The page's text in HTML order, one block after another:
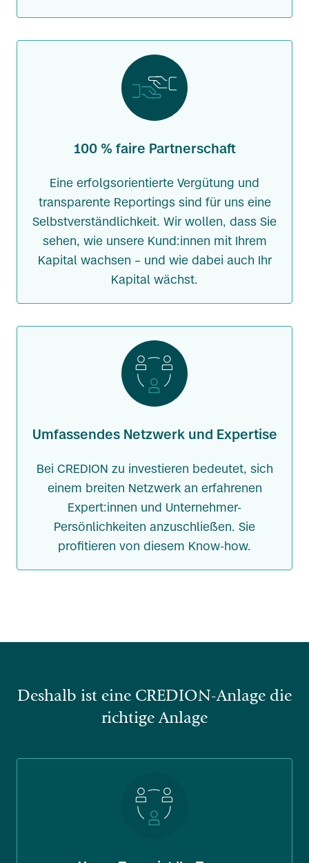
100 % faire Partnerschaft
Eine erfolgsorientierte Vergütung und
transparente Reportings sind für uns eine
Selbstverständlichkeit. Wir wollen, dass Sie
sehen, wie unsere Kund:innen mit Ihrem
Kapital wachsen – und wie dabei auch Ihr
Kapital wächst.
Umfassendes Netzwerk und Expertise
Bei CREDION zu investieren bedeutet, sich
einem breiten Netzwerk an erfahrenen
Expert:innen und Unternehmer-
Persönlichkeiten anzuschließen. Sie
profitieren von diesem Know-how.
Deshalb ist eine CREDION-Anlage die
richtige Anlage